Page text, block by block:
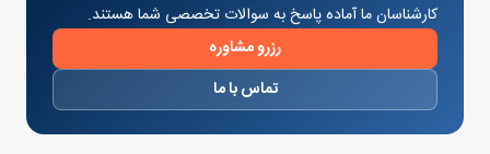
کارشناسان ما آماده پاسخ به سوالات تخصصی شما هستند.
رزرو مشاوره
تماس با ما